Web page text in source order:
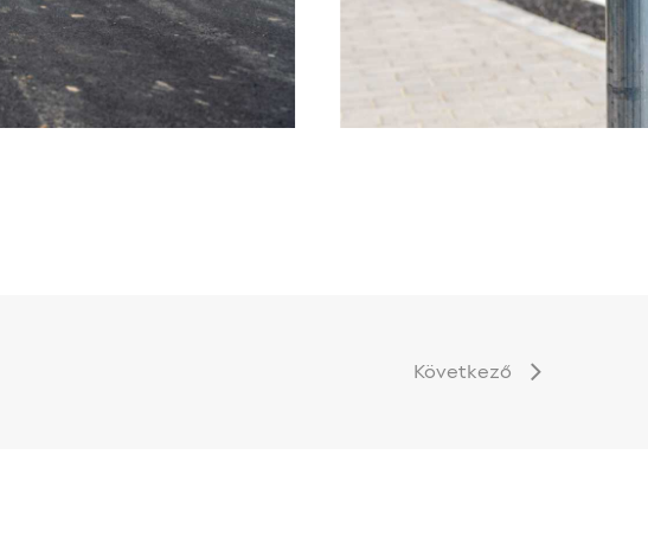
Következő